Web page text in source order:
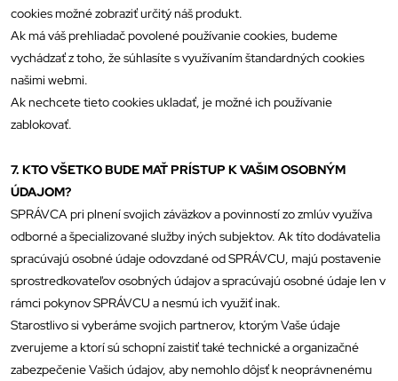
cookies možné zobraziť určitý náš produkt.
Ak má váš prehliadač povolené používanie cookies, budeme
vychádzať z toho, že súhlasíte s využívaním štandardných cookies
našimi webmi.
Ak nechcete tieto cookies ukladať, je možné ich používanie
zablokovať.
7. KTO VŠETKO BUDE MAŤ PRÍSTUP K VAŠIM OSOBNÝM
ÚDAJOM?
SPRÁVCA pri plnení svojich záväzkov a povinností zo zmlúv využíva
odborné a špecializované služby iných subjektov. Ak títo dodávatelia
spracúvajú osobné údaje odovzdané od SPRÁVCU, majú postavenie
sprostredkovateľov osobných údajov a spracúvajú osobné údaje len v
rámci pokynov SPRÁVCU a nesmú ich využiť inak.
Starostlivo si vyberáme svojich partnerov, ktorým Vaše údaje
zverujeme a ktorí sú schopní zaistiť také technické a organizačné
zabezpečenie Vašich údajov, aby nemohlo dôjsť k neoprávnenému